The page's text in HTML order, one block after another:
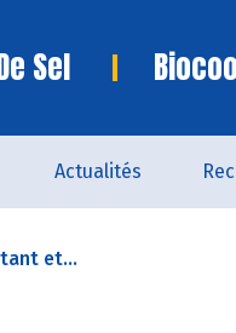
Sel
Actualités
et...